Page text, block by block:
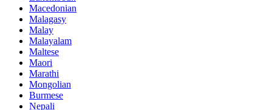
Macedonian
Malagasy
Malay
Malayalam
Maltese
Maori
Marathi
Mongolian
Burmese
Nepali